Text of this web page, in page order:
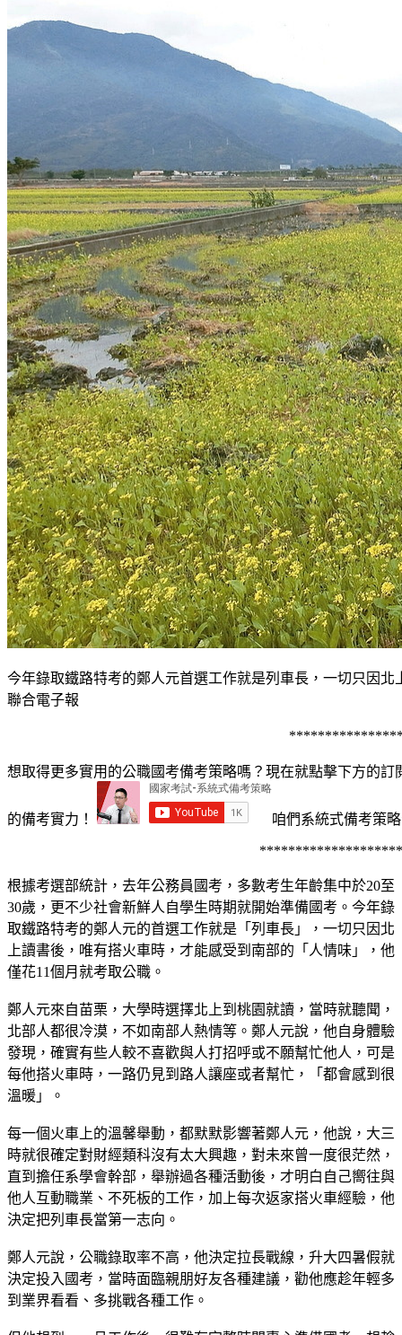
今年錄取鐵路特考的鄭人元首選工作就是列車長，一切只因
聯合電子報
想取得更多實用的公職國考備考策略嗎？現在就點擊下方的
的備考實力！ 咱們系統式備考策
根據考選部統計，去年公務員國考，多數考生年齡集中於20至
30歲，更不少社會新鮮人自學生時期就開始準備國考。今年錄
取鐵路特考的鄭人元的首選工作就是「列車長」，一切只因北
上讀書後，唯有搭火車時，才能感受到南部的「人情味」，他
僅花11個月就考取公職。
鄭人元來自苗栗，大學時選擇北上到桃園就讀，當時就聽聞，
北部人都很冷漠，不如南部人熱情等。鄭人元說，他自身體驗
發現，確實有些人較不喜歡與人打招呼或不願幫忙他人，可是
每他搭火車時，一路仍見到路人讓座或者幫忙，「都會感到很
溫暖」。
每一個火車上的溫馨舉動，都默默影響著鄭人元，他說，大三
時就很確定對財經類科沒有太大興趣，對未來曾一度很茫然，
直到擔任系學會幹部，舉辦過各種活動後，才明白自己嚮往與
他人互動職業、不死板的工作，加上每次返家搭火車經驗，他
決定把列車長當第一志向。
鄭人元說，公職錄取率不高，他決定拉長戰線，升大四暑假就
決定投入國考，當時面臨親朋好友各種建議，勸他應趁年輕多
到業界看看、多挑戰各種工作。